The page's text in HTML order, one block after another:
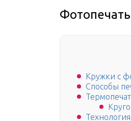
Кружки с
Способы